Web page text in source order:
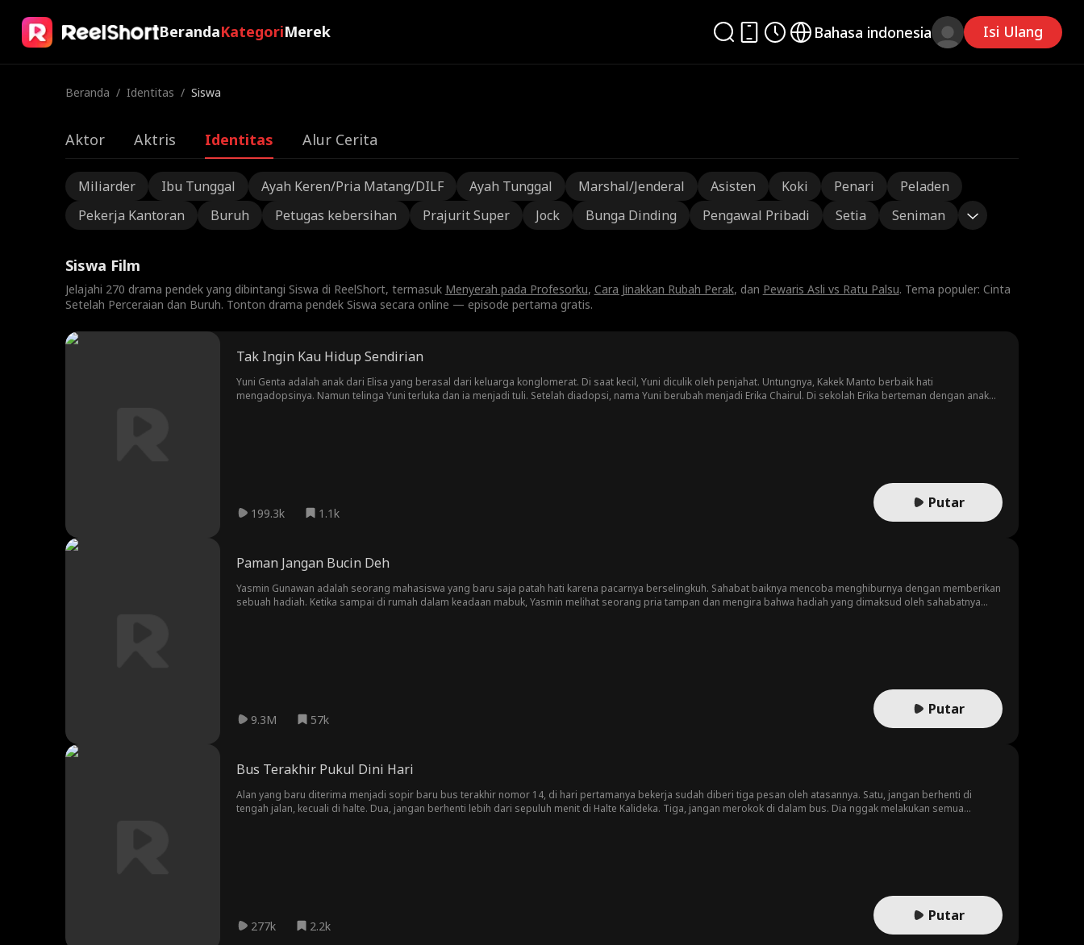
BerandaKategoriMerek Bahasa indonesia Isi Ulang
Beranda / Identitas / Siswa
Aktor Aktris Identitas Alur Cerita
Miliarder Ibu Tunggal Ayah Keren/Pria Matang/DILF Ayah Tunggal Marshal/Jenderal Asisten Koki Penari
Peladen
Pekerja Kantoran
Buruh Petugas kebersihan Prajurit Super Jock Bunga Dinding Pengawal Pribadi Setia Seniman
Siswa Film
Jelajahi 270 drama pendek yang dibintangi Siswa di ReelShort, termasuk Menyerah pada Profesorku, Cara Jinakkan Rubah Perak, dan Pewaris Asli vs Ratu Palsu. Tema populer: Cinta
Setelah Perceraian dan Buruh. Tonton drama pendek Siswa secara online — episode pertama gratis.
Tak Ingin Kau Hidup Sendirian
Yuni Genta adalah anak dari Elisa yang berasal dari keluarga konglomerat. Di saat kecil, Yuni diculik oleh penjahat. Untungnya, Kakek Manto berbaik hati
mengadopsinya. Namun telinga Yuni terluka dan ia menjadi tuli. Setelah diadopsi, nama Yuni berubah menjadi Erika Chairul. Di sekolah Erika berteman dengan anak
199.3k 1.1k
Putar
Paman Jangan Bucin Deh
Yasmin Gunawan adalah seorang mahasiswa yang baru saja patah hati karena pacarnya berselingkuh. Sahabat baiknya mencoba menghiburnya dengan memberikan
sebuah hadiah. Ketika sampai di rumah dalam keadaan mabuk, Yasmin melihat seorang pria tampan dan mengira bahwa hadiah yang dimaksud oleh sahabatnya
9.3M 57k
Putar
Bus Terakhir Pukul Dini Hari
Alan yang baru diterima menjadi sopir baru bus terakhir nomor 14, di hari pertamanya bekerja sudah diberi tiga pesan oleh atasannya. Satu, jangan berhenti di
tengah jalan, kecuali di halte. Dua, jangan berhenti lebih dari sepuluh menit di Halte Kalideka. Tiga, jangan merokok di dalam bus. Dia nggak melakukan semua
277k 2.2k
Putar